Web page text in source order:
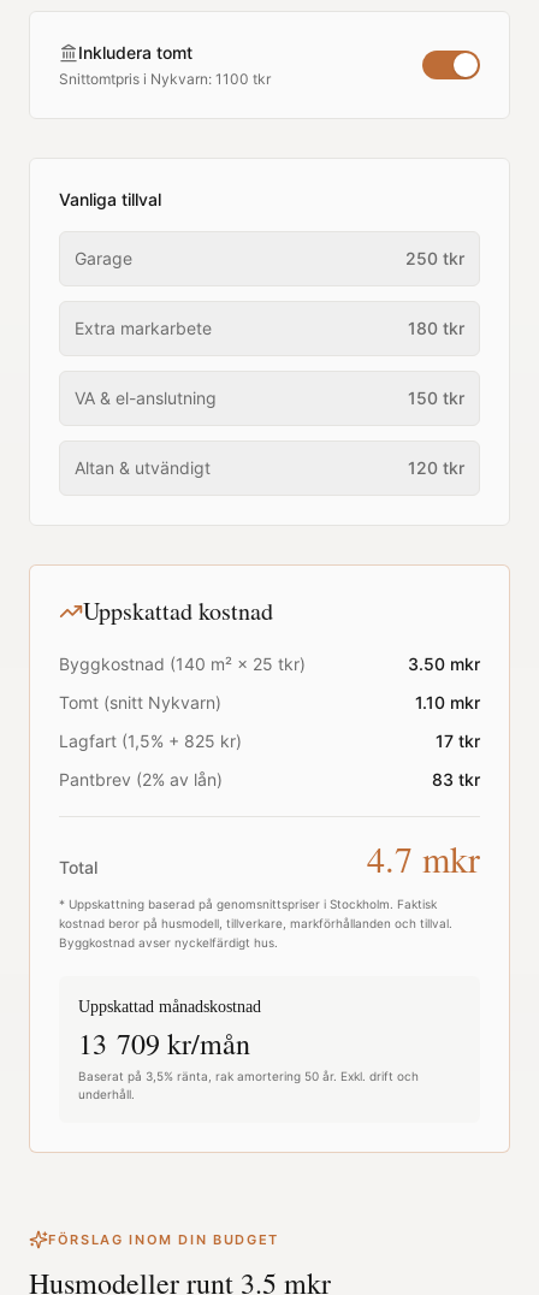
Inkludera tomt
Snittomtpris i Nykvarn: 1100 tkr
Vanliga tillval
Garage 250 tkr
Extra markarbete 180 tkr
VA & el-anslutning 150 tkr
Altan & utvändigt 120 tkr
Uppskattad kostnad
Byggkostnad (140 m² × 25 tkr) 3.50 mkr
Tomt (snitt Nykvarn) 1.10 mkr
Lagfart (1,5% + 825 kr)
17 tkr
Pantbrev (2% av lån)
83 tkr
Total 4.7 mkr
* Uppskattning baserad på genomsnittspriser i Stockholm . Faktisk
kostnad beror på husmodell, tillverkare, markförhållanden och tillval.
Byggkostnad avser nyckelfärdigt hus.
Uppskattad månadskostnad
13 709 kr/mån
Baserat på 3,5% ränta, rak amortering 50 år. Exkl. drift och
underhåll.
FÖRSLAG INOM DIN BUDGET
Husmodeller runt 3.5 mkr